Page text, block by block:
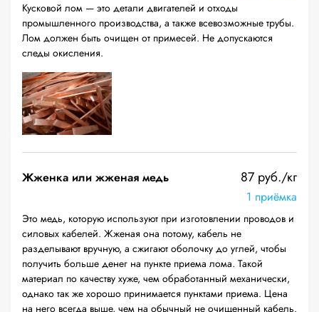
Кусковой лом — это детали двигателей и отходы
промышленного производства, а также всевозможные трубы.
Лом должен быть очищен от примесей. Не допускаются
следы окисления.
Жженка или жженая медь 87 руб./кг
1 приёмка
Это медь, которую используют при изготовлении проводов и
силовых кабелей. Жженая она потому, кабель не
разделывают вручную, а сжигают оболочку до углей, чтобы
получить больше денег на пункте приема лома. Такой
материал по качеству хуже, чем обработанный механически,
однако так же хорошо принимается пунктами приема. Цена
на него всегда выше, чем на обычный не очищенный кабель.